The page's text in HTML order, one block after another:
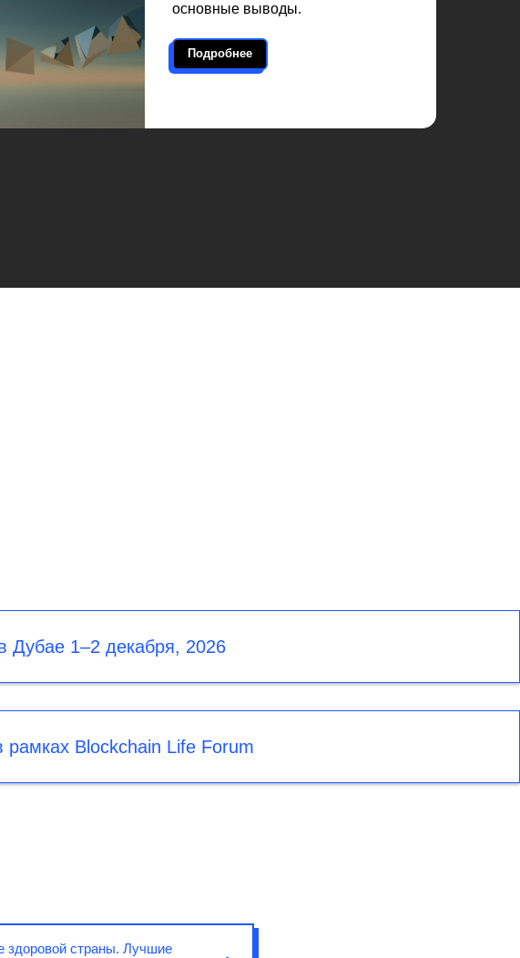
основные выводы.
Подробнее
Дубае 1–2 декабря, 2026
рамках Blockchain Life Forum
здоровой страны. Лучшие